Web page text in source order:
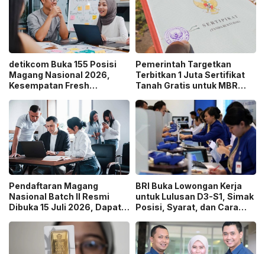
detikcom Buka 155 Posisi
Magang Nasional 2026,
Kesempatan Fresh
Media Digital!
Pemerintah Targetkan
Terbitkan 1 Juta Sertifikat
Tanah Gratis untuk MBR
Pendaftaran Magang
Nasional Batch II Resmi
Dibuka 15 Juli 2026, Dapat
BRI Buka Lowongan Kerja
untuk Lulusan D3-S1, Simak
Posisi, Syarat, dan Cara